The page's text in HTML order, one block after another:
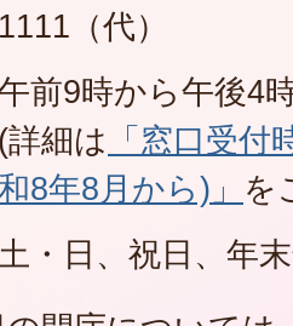
（代）
前9時から午後4
(詳細は 「窓口受
8年8月から)」 を
土・日、祝日、年